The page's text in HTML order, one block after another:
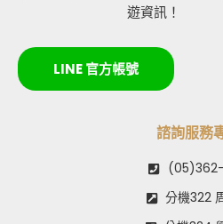
遊資訊！
LINE 官方帳號
諮詢服務
分機322